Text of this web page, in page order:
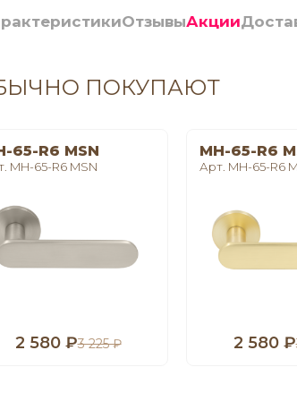
ОтзывыАкции
ПОКУПАЮТ
65-R6 MSN
MH-65-R6 MSN
2 580 ₽3 225 ₽
MH-65-R6
Арт. MH-65-R6
2 580 ₽